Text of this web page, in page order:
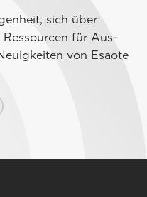
sich über
für Aus-
von Esaote